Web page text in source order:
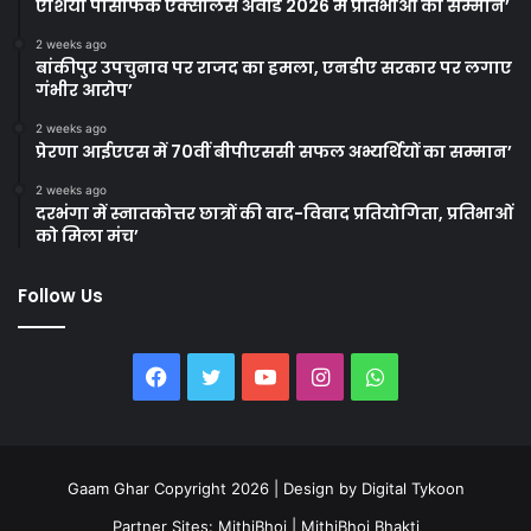
एशिया पैसिफिक एक्सीलेंस अवॉर्ड 2026 में प्रतिभाओं का सम्मान’
2 weeks ago
बांकीपुर उपचुनाव पर राजद का हमला, एनडीए सरकार पर लगाए
गंभीर आरोप’
2 weeks ago
प्रेरणा आईएएस में 70वीं बीपीएससी सफल अभ्यर्थियों का सम्मान’
2 weeks ago
दरभंगा में स्नातकोत्तर छात्रों की वाद-विवाद प्रतियोगिता, प्रतिभाओं
को मिला मंच’
Follow Us
Facebook
TwitterYouTubeInstagramWhatsApp
Gaam Ghar Copyright 2026 | Design by Digital Tykoon
Partner Sites: MithiBhoj MithiBhoj Bhakti